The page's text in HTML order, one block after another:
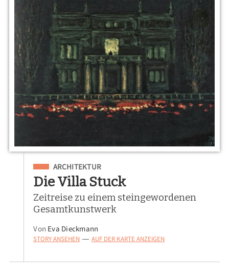
Eingeordnet unter
ARCHITEKTUR
Die Villa Stuck
Zeitreise zu einem steingewordenen
Gesamtkunstwerk
Von Eva Dieckmann
STORY ANSEHEN — AUF DER KARTE ANZEIGEN